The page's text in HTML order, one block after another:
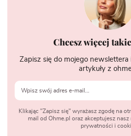
Chcesz więcej
Zapisz się do mojego
artykuły z
Klikając "Zapisz się" wyrażasz zgodę na
mail od Ohme.pl oraz akceptujesz
prywatności i